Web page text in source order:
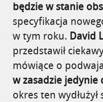
będzie w stanie
specyfikacja
w tym roku. David
przedstawił
mówiące o
w zasadzie jedynie
okres ten